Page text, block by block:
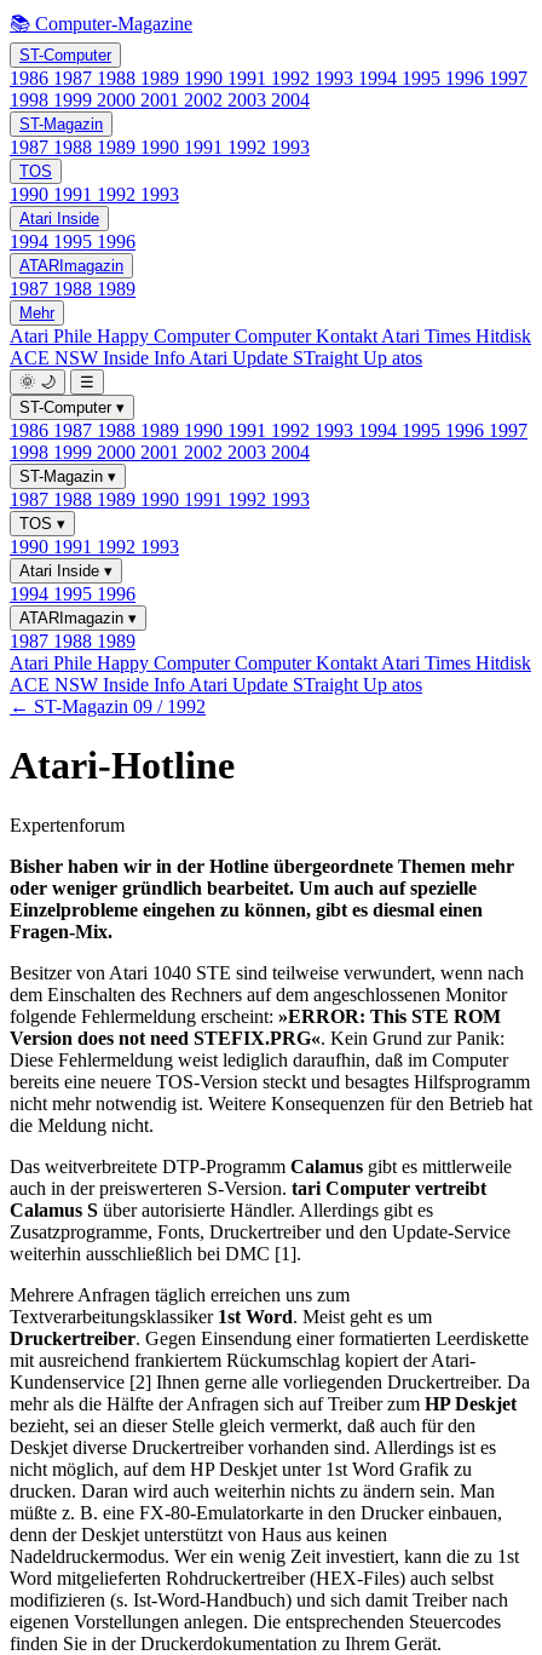
📚 Computer-Magazine
ST-Computer
1986 1987 1988 1989 1990 1991 1992 1993 1994 1995 1996 1997
1998 1999 2000 2001 2002 2003 2004
ST-Magazin
1987 1988 1989 1990 1991 1992 1993
TOS
1990 1991 1992 1993
Atari Inside
1994 1995 1996
ATARImagazin
1987 1988 1989
Mehr
Atari Phile Happy ComputerComputer Kontakt Atari Times Hitdisk
ACE NSW Inside Info Atari Update STraight Up atos
🌞 🌙
☰
ST-Computer ▾
1986 1987 1988 1989 1990 1991 1992 1993 1994 1995 1996 1997
1998 1999 2000 2001 2002 2003 2004
ST-Magazin ▾
1987 1988 1989 1990 1991 1992 1993
TOS ▾
1990 1991 1992 1993
Atari Inside ▾
1994 1995 1996
ATARImagazin ▾
1987 1988 1989
Atari Phile Happy ComputerComputer Kontakt Atari Times Hitdisk
ACE NSW Inside Info Atari Update STraight Up atos
← ST-Magazin 09 / 1992
Atari-Hotline
Expertenforum
Bisher haben wir in der Hotline übergeordnete Themen mehr
oder weniger gründlich bearbeitet. Um auch auf spezielle
Einzelprobleme eingehen zu können, gibt es diesmal einen
Fragen-Mix.
Besitzer von Atari 1040 STE sind teilweise verwundert, wenn nach
dem Einschalten des Rechners auf dem angeschlossenen Monitor
folgende Fehlermeldung erscheint: »ERROR: This STE ROM
Version does not need STEFIX.PRG«. Kein Grund zur Panik:
Diese Fehlermeldung weist lediglich daraufhin, daß im Computer
bereits eine neuere TOS-Version steckt und besagtes Hilfsprogramm
nicht mehr notwendig ist. Weitere Konsequenzen für den Betrieb hat
die Meldung nicht.
Das weitverbreitete DTP-Programm Calamus gibt es mittlerweile
auch in der preiswerteren S-Version. tari Computer vertreibt
Calamus S über autorisierte Händler. Allerdings gibt es
Zusatzprogramme, Fonts, Druckertreiber und den Update-Service
weiterhin ausschließlich bei DMC [1].
Mehrere Anfragen täglich erreichen uns zum
Textverarbeitungsklassiker 1st Word. Meist geht es um
Druckertreiber. Gegen Einsendung einer formatierten Leerdiskette
mit ausreichend frankiertem Rückumschlag kopiert der Atari-
Kundenservice [2] Ihnen gerne alle vorliegenden Druckertreiber. Da
mehr als die Hälfte der Anfragen sich auf Treiber zum HP Deskjet
bezieht, sei an dieser Stelle gleich vermerkt, daß auch für den
Deskjet diverse Druckertreiber vorhanden sind. Allerdings ist es
nicht möglich, auf dem HP Deskjet unter 1st Word Grafik zu
drucken. Daran wird auch weiterhin nichts zu ändern sein. Man
müßte z. B. eine FX-80-Emulatorkarte in den Drucker einbauen,
denn der Deskjet unterstützt von Haus aus keinen
Nadeldruckermodus. Wer ein wenig Zeit investiert, kann die zu 1st
Word mitgelieferten Rohdruckertreiber (HEX-Files) auch selbst
modifizieren (s. Ist-Word-Handbuch) und sich damit Treiber nach
eigenen Vorstellungen anlegen. Die entsprechenden Steuercodes
finden Sie in der Druckerdokumentation zu Ihrem Gerät.